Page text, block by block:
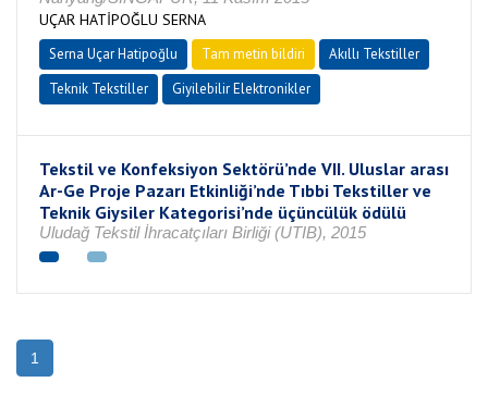
UÇAR HATİPOĞLU SERNA
Serna Uçar Hatipoğlu Tam metin bildiri
Akıllı Tekstiller
Teknik Tekstiller
Giyilebilir Elektronikler
Tekstil ve Konfeksiyon Sektörü’nde VII. Uluslar arası
Ar-Ge Proje Pazarı Etkinliği’nde Tıbbi Tekstiller ve
Teknik Giysiler Kategorisi’nde üçüncülük ödülü
Uludağ Tekstil İhracatçıları Birliği (UTIB), 2015
1